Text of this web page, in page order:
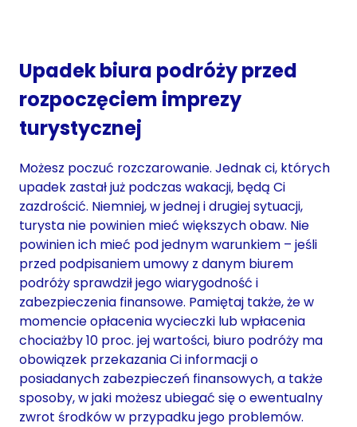
Upadek biura podróży przed
rozpoczęciem imprezy
turystycznej
Możesz poczuć rozczarowanie. Jednak ci, których
upadek zastał już podczas wakacji, będą Ci
zazdrościć. Niemniej, w jednej i drugiej sytuacji,
turysta nie powinien mieć większych obaw. Nie
powinien ich mieć pod jednym warunkiem – jeśli
przed podpisaniem umowy z danym biurem
podróży sprawdził jego wiarygodność i
zabezpieczenia finansowe. Pamiętaj także, że w
momencie opłacenia wycieczki lub wpłacenia
chociażby 10 proc. jej wartości, biuro podróży ma
obowiązek przekazania Ci informacji o
posiadanych zabezpieczeń finansowych, a także
sposoby, w jaki możesz ubiegać się o ewentualny
zwrot środków w przypadku jego problemów.